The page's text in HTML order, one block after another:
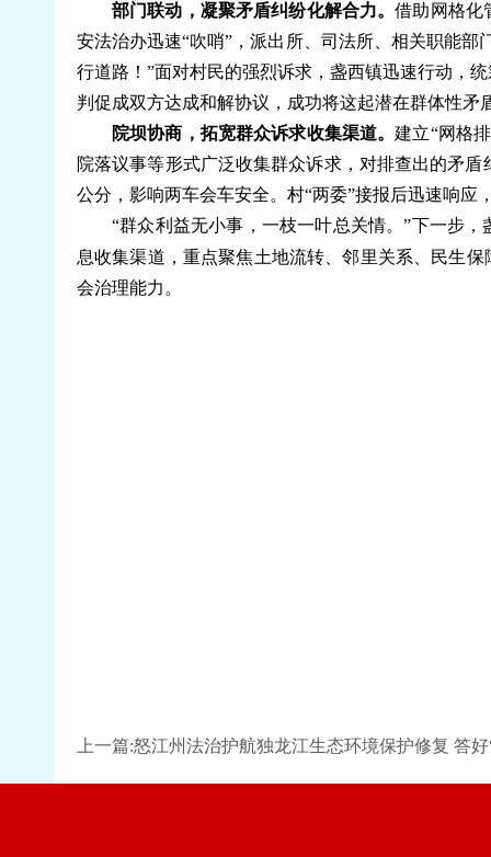
部门联动，凝聚矛盾纠纷化解合力。借助网格化
安法治办迅速“吹哨”，派出所、司法所、相关职能
行道路！”面对村民的强烈诉求，盏西镇迅速行动，
判促成双方达成和解协议，成功将这起潜在群体性矛
院坝协商，拓宽群众诉求收集渠道。建立“网格
院落议事等形式广泛收集群众诉求，对排查出的矛
公分，影响两车会车安全。村“两委”接报后迅速响
“群众利益无小事，一枝一叶总关情。”下一步，
息收集渠道，重点聚焦土地流转、邻里关系、民生
会治理能力。
上一篇:怒江州法治护航独龙江生态环境保护修复 答好